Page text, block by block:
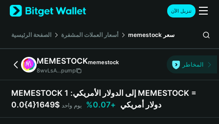
English
日本語
Русский
Español (Latinoamérica)
Türkçe
Deutsch
简体中文
تنزيل الآن
الصفحة الرئيسية أسعار العملات المشفرة memestock سعر
MEMESTOCKmemestock
8wvLsA...pump
المخاطر
MEMESTOCK إلى الدولار الأمريكي: 1 MEMESTOCK =
0.0{4}1649$ دولار أمريكي +0.07% يوم واحد